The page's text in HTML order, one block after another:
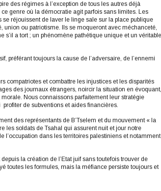
des régimes à l’exception de tous les autres déjà
genre où la démocratie agit parfois sans limites. Les
se réjouissent de laver le linge sale sur la place publique
union ou patriotisme. Ils se moqueront avec méchanceté,
s’il a tort ; un phénomène pathétique unique et un véritable
préférant toujours la cause de l’adversaire, de l’ennemi
compatriotes et combattre les injustices et les disparités
des journaux étrangers, noircir la situation en évoquant,
Nous connaissons parfaitement leur stratégie
de subventions et aides financières.
des représentants de B’Tselem et du mouvement « la
les soldats de Tsahal qui assurent nuit et jour notre
l’occupation dans les territoires palestiniens et notamment
la création de l’Etat juif sans toutefois trouver de
toutes les formules, mais la méfiance persiste toujours et